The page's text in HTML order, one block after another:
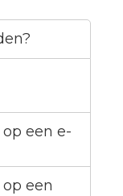
een e-
een